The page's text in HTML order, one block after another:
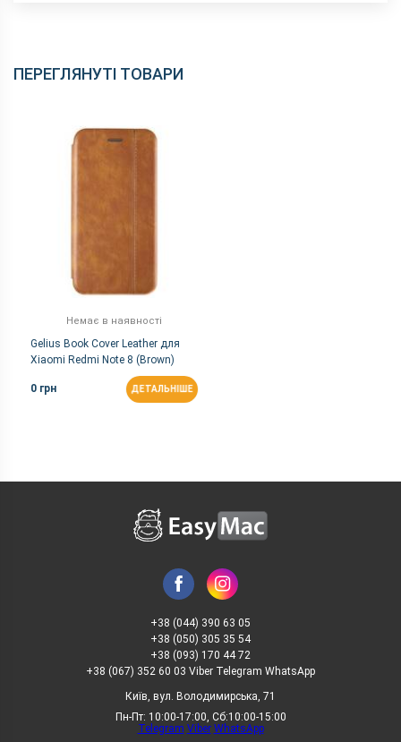
ПЕРЕГЛЯНУТІ ТОВАРИ
Немає в наявності
Gelius Book Cover Leather для
Xiaomi Redmi Note 8 (Brown)
0 грн ДЕТАЛЬНІШЕ
+38 (044) 390 63 05
+38 (050) 305 35 54
+38 (093) 170 44 72
+38 (067) 352 60 03 Viber Telegram WhatsApp
Київ, вул. Володимирська, 71
Пн-Пт: 10:00-17:00, Сб:10:00-15:00
Telegram Viber WhatsApp